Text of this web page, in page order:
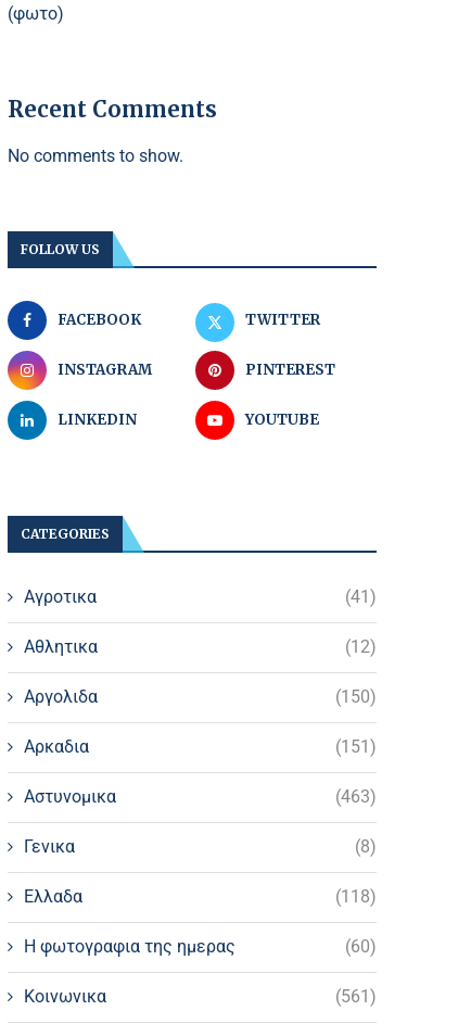
(φωτο)
Recent Comments
No comments to show.
FOLLOW US
FACEBOOK TWITTER
INSTAGRAM PINTEREST
LINKEDIN YOUTUBE
CATEGORIES
Αγροτικα (41)
Αθλητικα (12)
Αργολιδα (150)
Αρκαδια (151)
Αστυνομικα (463)
Γενικα (8)
Ελλαδα (118)
Η φωτογραφια της ημερας (60)
Κοινωνικα (561)